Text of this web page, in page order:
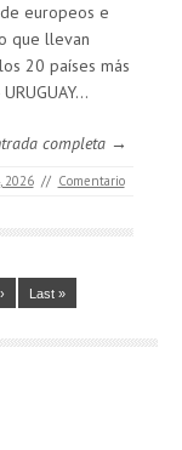
europeos e
que llevan
20 países más
completa →
2026 // Comentario
Last »